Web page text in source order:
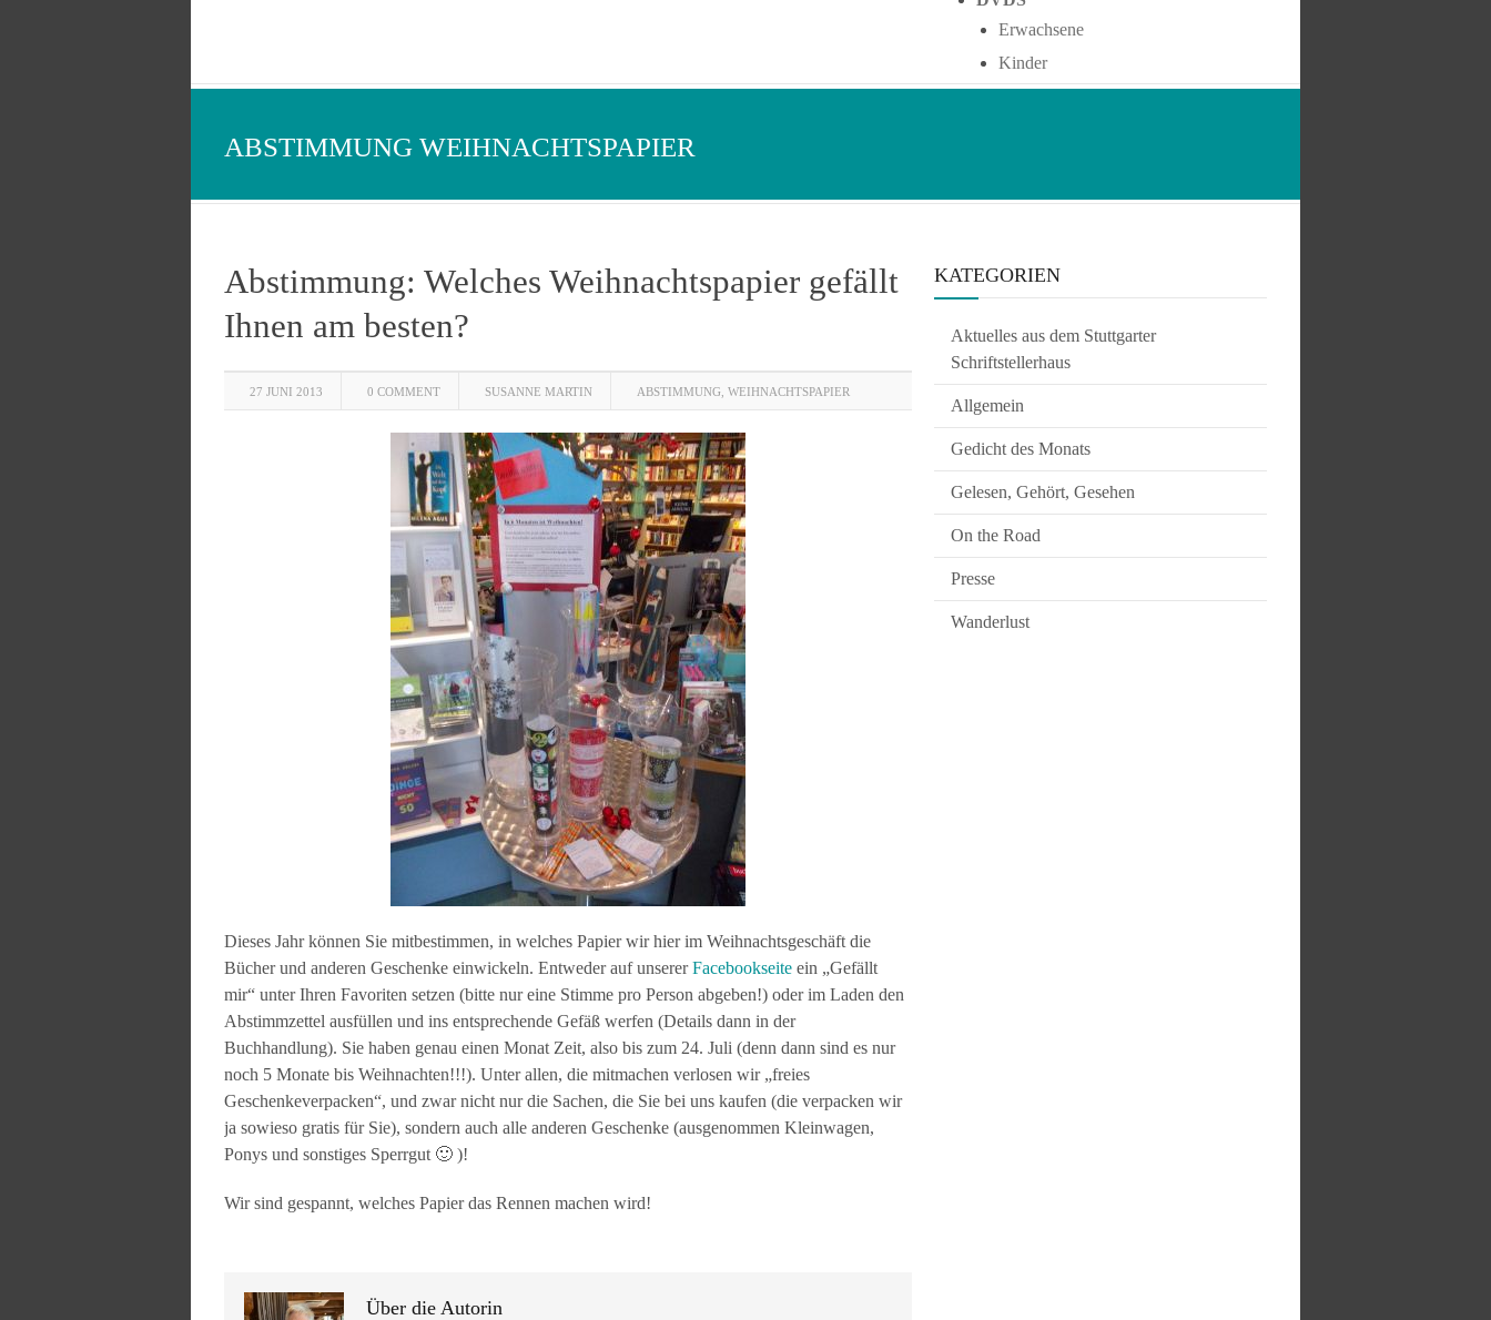
Erwachsene
Kinder
ABSTIMMUNG WEIHNACHTSPAPIER
Abstimmung: Welches Weihnachtspapier gefällt
Ihnen am besten?
27 JUNI 2013 0 COMMENT SUSANNE MARTIN ABSTIMMUNG WEIHNACHTSPAPIER
Dieses Jahr können Sie mitbestimmen, in welches Papier wir hier im Weihnachtsgeschäft die
Bücher und anderen Geschenke einwickeln. Entweder auf unsererFacebookseite ein „Gefällt
mir“ unter Ihren Favoriten setzen (bitte nur eine Stimme pro Person abgeben!) oder im Laden den
Abstimmzettel ausfüllen und ins entsprechende Gefäß werfen (Details dann in der
Buchhandlung). Sie haben genau einen Monat Zeit, also bis zum 24. Juli (denn dann sind es nur
noch 5 Monate bis Weihnachten!!!). Unter allen, die mitmachen verlosen wir „freies
Geschenkeverpacken“, und zwar nicht nur die Sachen, die Sie bei uns kaufen (die verpacken wir
ja sowieso gratis für Sie), sondern auch alle anderen Geschenke (ausgenommen Kleinwagen,
Ponys und sonstiges Sperrgut 🙂 )!
Wir sind gespannt, welches Papier das Rennen machen wird!
Über die Autorin
KATEGORIEN
Aktuelles aus dem Stuttgarter
Schriftstellerhaus
Allgemein
Gedicht des Monats
Gelesen, Gehört, Gesehen
On the Road
Presse
Wanderlust